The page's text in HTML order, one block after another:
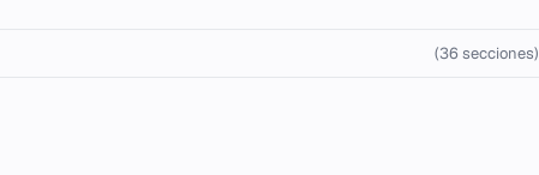
(36 secciones)